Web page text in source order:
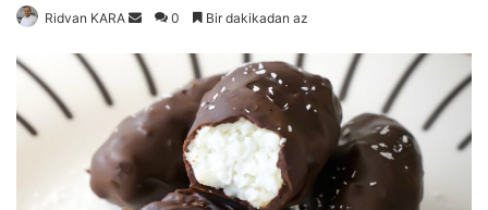
Ridvan KARA
r
e
-
s
0 Bir dakikadan az